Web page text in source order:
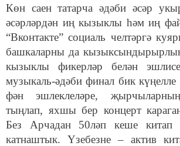
Көн саен татарча әдәби әсәр
әсәрләрдән иң кызыклы һәм иң
“Вконтакте” социаль челтәргә
башкаларны да
кызыклы фикерләр белән
музыкаль-әдәби финал бик
фән эшлеклеләре,
тыңлап, яхшы бер концерт
Без Арчадан 50ләп кеше китап
катнаштык. Үзебезне – актив